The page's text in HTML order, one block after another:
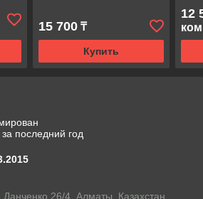
15 700₸
Купить
12
последний год
26/4, Алматы, Казахстан